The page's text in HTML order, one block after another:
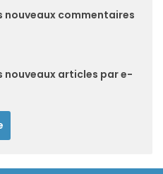
nouveaux commentaires
nouveaux articles par e-